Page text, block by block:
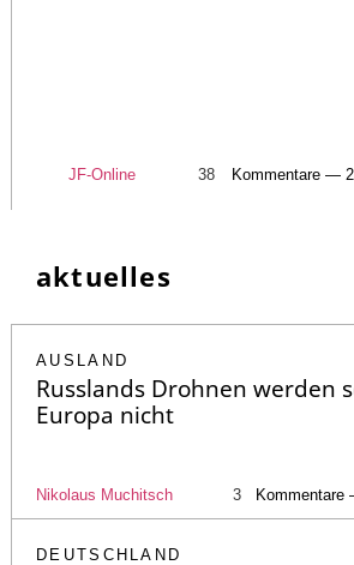
JF-Online 38 Kommentare —
aktuelles
AUSLAND
Russlands Drohnen werden
Europa nicht
Nikolaus Muchitsch 3 Kommentare
DEUTSCHLAND